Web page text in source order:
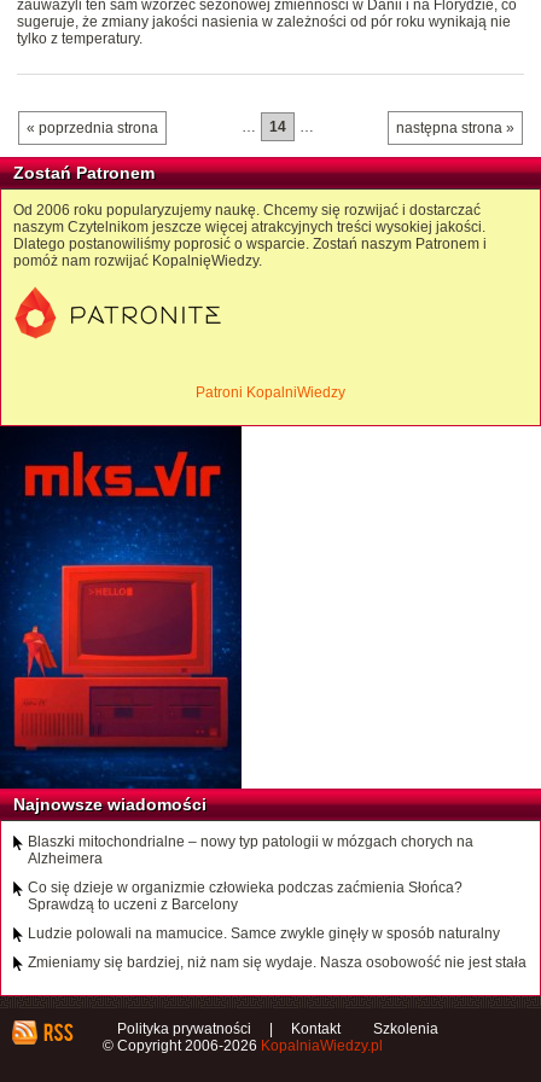
zauważyli ten sam wzorzec sezonowej zmienności w Danii i na Florydzie, co
sugeruje, że zmiany jakości nasienia w zależności od pór roku wynikają nie
tylko z temperatury.
« poprzednia strona następna strona »
… 14 …
Zostań Patronem
Od 2006 roku popularyzujemy naukę. Chcemy się rozwijać i dostarczać
naszym Czytelnikom jeszcze więcej atrakcyjnych treści wysokiej jakości.
Dlatego postanowiliśmy poprosić o wsparcie. Zostań naszym Patronem i
pomóż nam rozwijać KopalnięWiedzy.
Patroni KopalniWiedzy
Najnowsze wiadomości
Blaszki mitochondrialne – nowy typ patologii w mózgach chorych na
Alzheimera
Co się dzieje w organizmie człowieka podczas zaćmienia Słońca?
Sprawdzą to uczeni z Barcelony
Ludzie polowali na mamucice. Samce zwykle ginęły w sposób naturalny
Zmieniamy się bardziej, niż nam się wydaje. Nasza osobowość nie jest stała
Polityka prywatności Kontakt
Szkolenia
© Copyright 2006-2026 KopalniaWiedzy.pl